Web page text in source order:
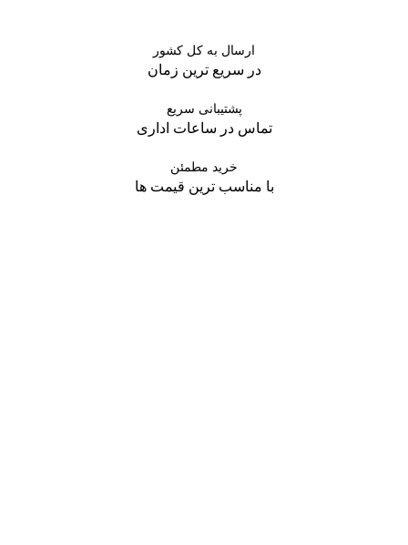
ارسال به کل کشور
در سریع ترین زمان
پشتیبانی سریع
تماس در ساعات اداری
خرید مطمئن
با مناسب ترین قیمت ها